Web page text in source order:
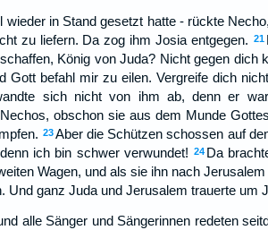
in Stand gesetzt hatte - rückte
zu liefern. Da zog ihm Josia entgegen. 21
König von Juda? Nicht gegen dich
befahl mir zu eilen. Vergreife dich
sich nicht von ihm ab, denn er
obschon sie aus dem Munde
23Aber die Schützen schossen auf
ich bin schwer verwundet! 24 Da
Wagen, und als sie ihn nach
Und ganz Juda und Jerusalem trauerte um
alle Sänger und Sängerinnen redeten